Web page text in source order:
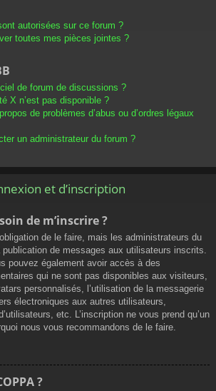
autorisées sur ce forum ?
toutes mes pièces jointes ?
de forum de discussions ?
X n’est pas disponible ?
de problèmes d’abus ou d’ordres légaux
un administrateur du forum ?
et d’inscription
de m’inscrire ?
de le faire, mais les administrateurs du
de messages aux utilisateurs inscrits.
pouvez également avoir accès à des
qui ne sont pas disponibles aux visiteurs,
personnalisés, l’utilisation de la messagerie
électroniques aux autres utilisateurs,
etc. L’inscription ne vous prend qu’un
nous vous recommandons de le faire.
?